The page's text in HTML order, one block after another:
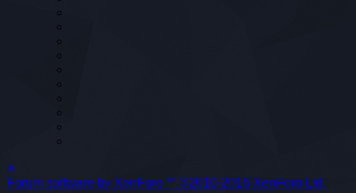
Forum software by XenForo™ ©2010-2016 XenForo Ltd.